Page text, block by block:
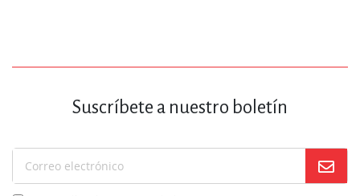
Suscríbete a nuestro boletín
Suscríbase
a